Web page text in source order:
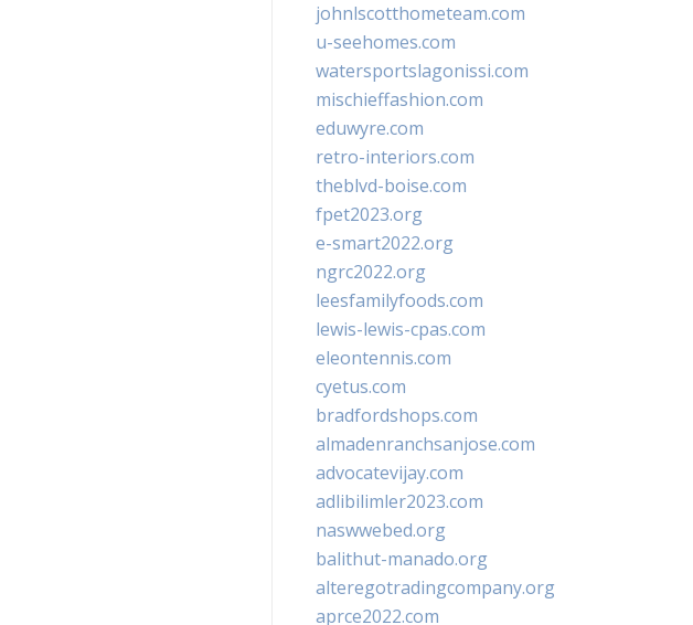
johnlscotthometeam.com
u-seehomes.com
watersportslagonissi.com
mischieffashion.com
eduwyre.com
retro-interiors.com
theblvd-boise.com
fpet2023.org
e-smart2022.org
ngrc2022.org
leesfamilyfoods.com
lewis-lewis-cpas.com
eleontennis.com
cyetus.com
bradfordshops.com
almadenranchsanjose.com
advocatevijay.com
adlibilimler2023.com
naswwebed.org
balithut-manado.org
alteregotradingcompany.org
aprce2022.com